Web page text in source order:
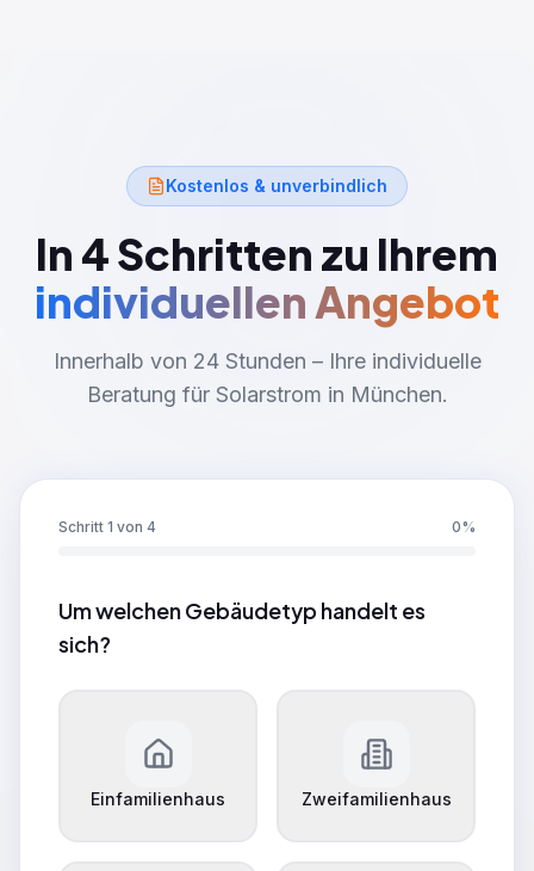
Kostenlos & unverbindlich
In 4 Schritten zu Ihrem
individuellen Angebot
Innerhalb von 24 Stunden – Ihre individuelle
Beratung für Solarstrom in München.
Schritt 1 von 4 0%
Um welchen Gebäudetyp handelt es
sich?
Einfamilienhaus Zweifamilienhaus